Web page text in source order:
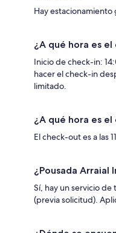
Hay estacionamiento
¿A qué hora es el
Inicio de check-in:
hacer el check-in
limitado.
¿A qué hora es el
El check-out es a las
¿Pousada Arraial
Sí, hay un servicio
(previa solicitud).